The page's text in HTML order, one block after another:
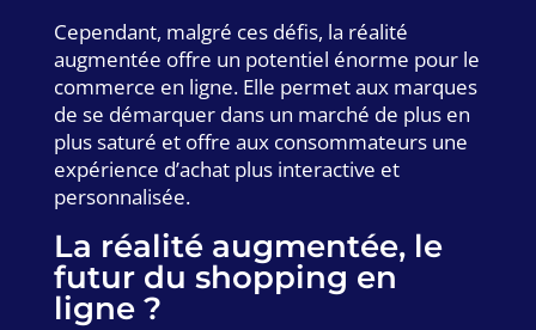
Cependant, malgré ces défis, la réalité
augmentée offre un potentiel énorme pour le
commerce en ligne. Elle permet aux marques
de se démarquer dans un marché de plus en
plus saturé et offre aux consommateurs une
expérience d’achat plus interactive et
personnalisée.
La réalité augmentée, le
futur du shopping en
ligne ?